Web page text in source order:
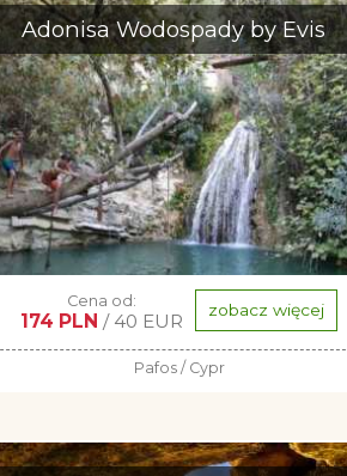
Adonisa Wodospady by Evis
Cena od:
174 PLN / 40 EUR zobacz więcej
Pafos / Cypr